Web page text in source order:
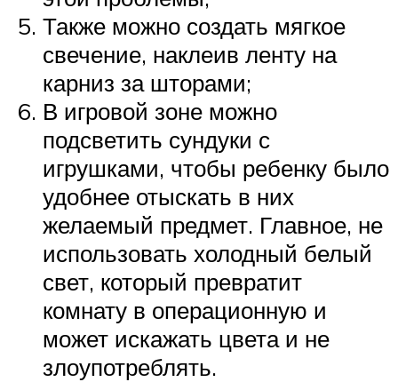
Также можно создать мягкое
свечение, наклеив ленту на
карниз за шторами;
В игровой зоне можно
подсветить сундуки с
игрушками, чтобы ребенку было
удобнее отыскать в них
желаемый предмет. Главное, не
использовать холодный белый
свет, который превратит
комнату в операционную и
может искажать цвета и не
злоупотреблять.